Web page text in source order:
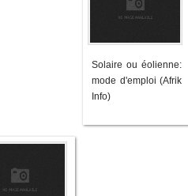
Solaire ou éolienne:
mode d'emploi (Afrik
Info)